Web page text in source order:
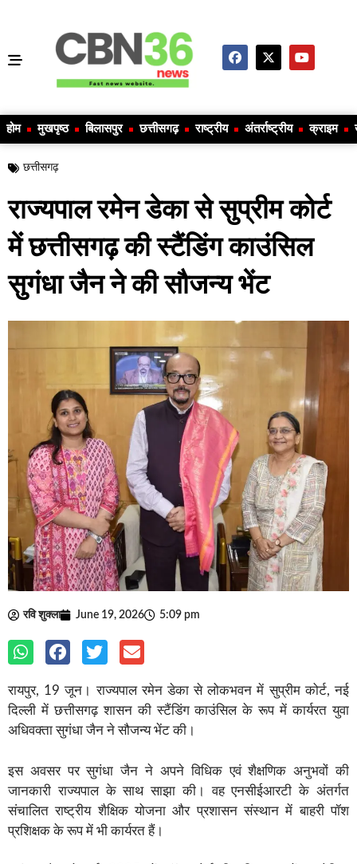
होम मुखपृष्ठ बिलासपुर छत्तीसगढ़ राष्ट्रीय अंतर्राष्ट्रीय क्राइम
छत्तीसगढ़
राज्यपाल रमेन डेका से सुप्रीम कोर्ट
में छत्तीसगढ़ की स्टैंडिंग काउंसिल
सुगंधा जैन ने की सौजन्य भेंट
रवि शुक्ला June 19, 2026 5:09 pm
रायपुर, 19 जून। राज्यपाल रमेन डेका से लोकभवन में सुप्रीम कोर्ट, नई
दिल्ली में छत्तीसगढ़ शासन की स्टैंडिंग काउंसिल के रूप में कार्यरत युवा
अधिवक्ता सुगंधा जैन ने सौजन्य भेंट की।
इस अवसर पर सुगंधा जैन ने अपने विधिक एवं शैक्षणिक अनुभवों की
जानकारी राज्यपाल के साथ साझा की। वह एनसीईआरटी के अंतर्गत
संचालित राष्ट्रीय शैक्षिक योजना और प्रशासन संस्थान में बाहरी पॉश
प्रशिक्षक के रूप में भी कार्यरत हैं।